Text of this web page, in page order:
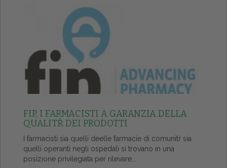
FIP, I FARMACISTI A GARANZIA DELLA
QUALITŔ DEI PRODOTTI
I farmacisti sia quelli deelle farmacie di comunitŕ sia
quelli operanti negli ospedali si trovano in una
posizione privilegiata per rilevare...